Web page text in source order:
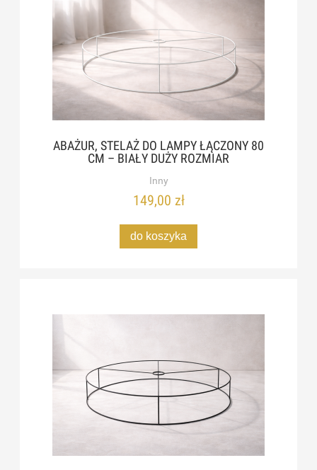
ABAŻUR, STELAŻ DO LAMPY ŁĄCZONY 80
CM – BIAŁY DUŻY ROZMIAR
Inny
149,00 zł
do koszyka